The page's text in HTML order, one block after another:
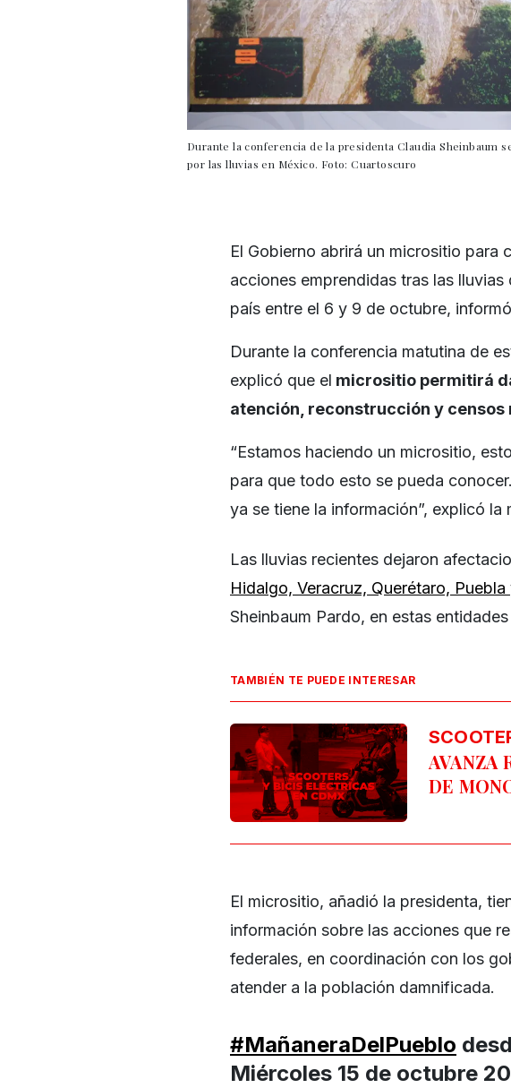
Durante la conferencia de la presidenta Claudia Sheinbaum
por las lluvias en México. Foto: Cuartoscuro
El Gobierno abrirá un micrositio para
acciones emprendidas tras las
país entre el 6 y 9 de octubre,
Durante la conferencia matutina de
explicó que el micrositio permitirá
atención, reconstrucción y
“Estamos haciendo un micrositio,
para que todo esto se pueda
ya se tiene la información”, explicó la
Las lluvias recientes dejaron
Hidalgo, Veracruz, Querétaro,
Sheinbaum Pardo, en estas
TAMBIÉN TE PUEDE INTERESAR
AVANZA
DE
El micrositio, añadió la presidenta,
información sobre las acciones que
federales, en coordinación con los
atender a la población damnificada.
#MañaneraDelPueblo
Miércoles 15 de octubre